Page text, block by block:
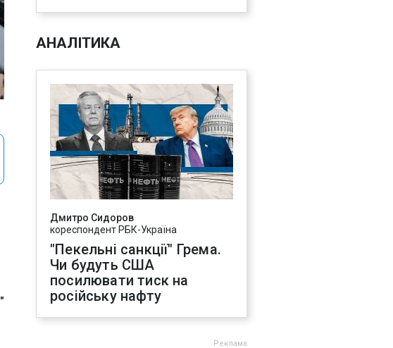
"
АНАЛІТИКА
Дмитро Сидоров
кореспондент РБК-Україна
"Пекельні санкції" Грема.
Чи будуть США
посилювати тиск на
російську нафту